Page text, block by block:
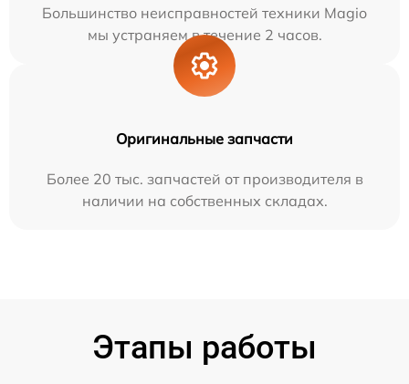
Большинство неисправностей техники Magio
мы устраняем в течение 2 часов.
Оригинальные запчасти
Более 20 тыс. запчастей от производителя в
наличии на собственных складах.
Этапы работы